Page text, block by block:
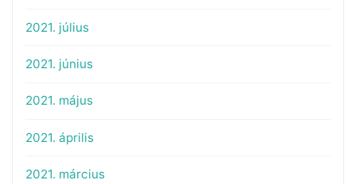
2021. július
2021. június
2021. május
2021. április
2021. március